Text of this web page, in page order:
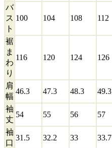
バ
ス
ト
100 104 108 112
裾
ま
わ
り
116 120 124 126
肩
幅
46.3 47.3 48.3 49.3
袖
丈
54 55 56 57
袖
口
31.5 32.2 33 33.7